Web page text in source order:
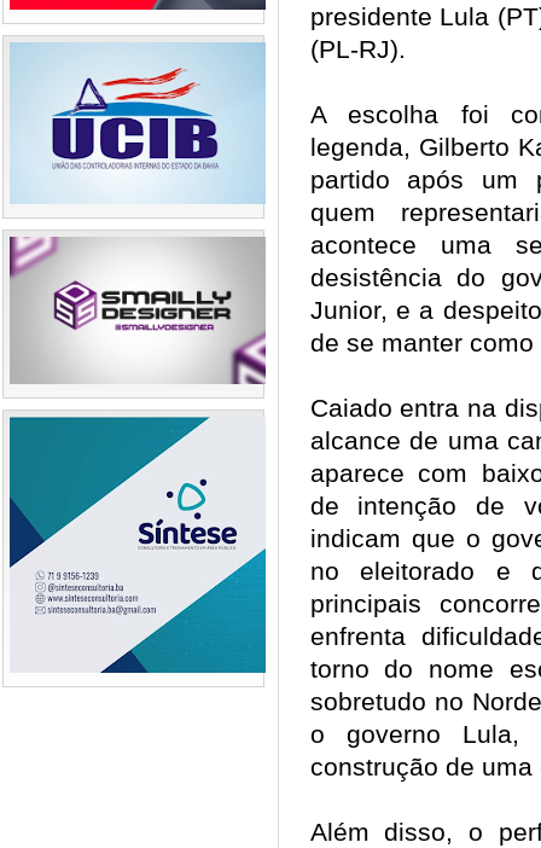
presidente Lula
(PL-RJ).
A escolha foi
legenda, Gilberto
partido após um
quem
acontece uma
desistência do
Junior, e a
de se manter
Caiado entra na
alcance de uma
aparece com
de intenção de
indicam que o
no eleitorado e
principais
enfrenta
torno do nome
sobretudo no
o governo Lula,
construção de
Além disso, o